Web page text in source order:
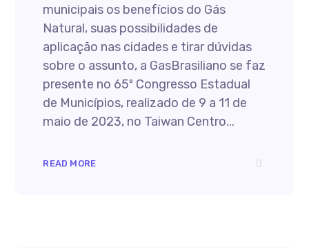
municipais os benefícios do Gás
Natural, suas possibilidades de
aplicação nas cidades e tirar dúvidas
sobre o assunto, a GasBrasiliano se faz
presente no 65º Congresso Estadual
de Municípios, realizado de 9 a 11 de
maio de 2023, no Taiwan Centro...
READ MORE